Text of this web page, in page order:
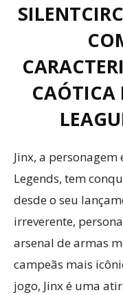
CAÓTICA
Jinx, a
Legends, tem
desde o seu
irreverente,
arsenal de armas
campeãs mais
jogo, Jinx é uma